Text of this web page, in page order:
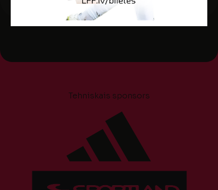
Tehniskais sponsors